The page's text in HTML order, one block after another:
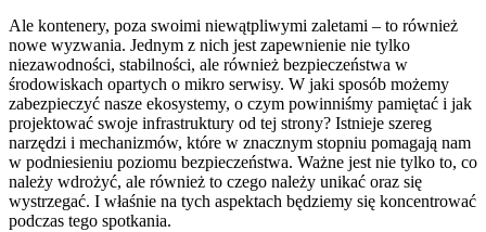
Ale kontenery, poza swoimi niewątpliwymi zaletami – to również
nowe wyzwania. Jednym z nich jest zapewnienie nie tylko
niezawodności, stabilności, ale również bezpieczeństwa w
środowiskach opartych o mikro serwisy. W jaki sposób możemy
zabezpieczyć nasze ekosystemy, o czym powinniśmy pamiętać i jak
projektować swoje infrastruktury od tej strony? Istnieje szereg
narzędzi i mechanizmów, które w znacznym stopniu pomagają nam
w podniesieniu poziomu bezpieczeństwa. Ważne jest nie tylko to, co
należy wdrożyć, ale również to czego należy unikać oraz się
wystrzegać. I właśnie na tych aspektach będziemy się koncentrować
podczas tego spotkania.